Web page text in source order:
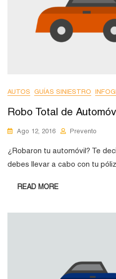
AUTOS GUÍAS SINIESTRO
Robo Total de
Ago 12, 2016 Prevento
¿Robaron tu automóvil? Te
debes llevar a cabo con tu
READ MORE